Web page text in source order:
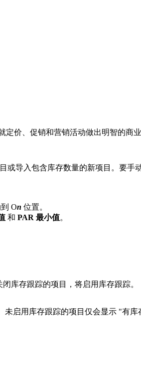
价、促销和营销活动做出明智的商业
或导入包含库存数量的新项目。要手
On 位置。
和 PAR 最小值。
库存跟踪的项目，将启用库存跟踪。
未启用库存跟踪的项目仅会显示 "有